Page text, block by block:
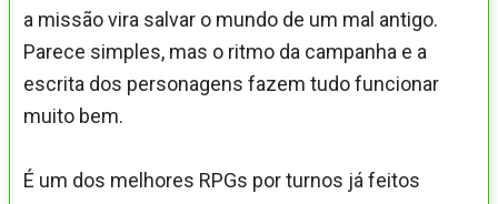
a missão vira salvar o mundo de um mal antigo.
Parece simples, mas o ritmo da campanha e a
escrita dos personagens fazem tudo funcionar
muito bem.
É um dos melhores RPGs por turnos já feitos